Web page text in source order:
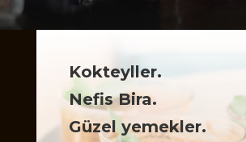
Kokteyller.
Nefis Bira.
Güzel yemekler.